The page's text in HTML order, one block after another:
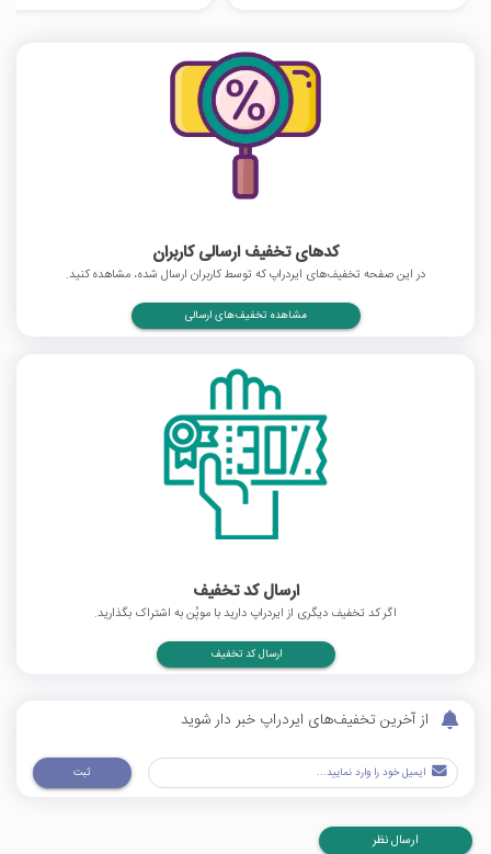
کدهای تخفیف ارسالی کاربران
در این صفحه تخفیف‌های ایردراپ که توسط کاربران ارسال شده، مشاهده کنید.
مشاهده تخفیف‌های ارسالی
ارسال کد تخفیف
اگر کد تخفیف دیگری از ایردراپ دارید با موپُن به اشتراک بگذارید.
ارسال کد تخفیف
از آخرین تخفیف‌های ایردراپ خبر دار شوید
ثبت
ارسال نظر